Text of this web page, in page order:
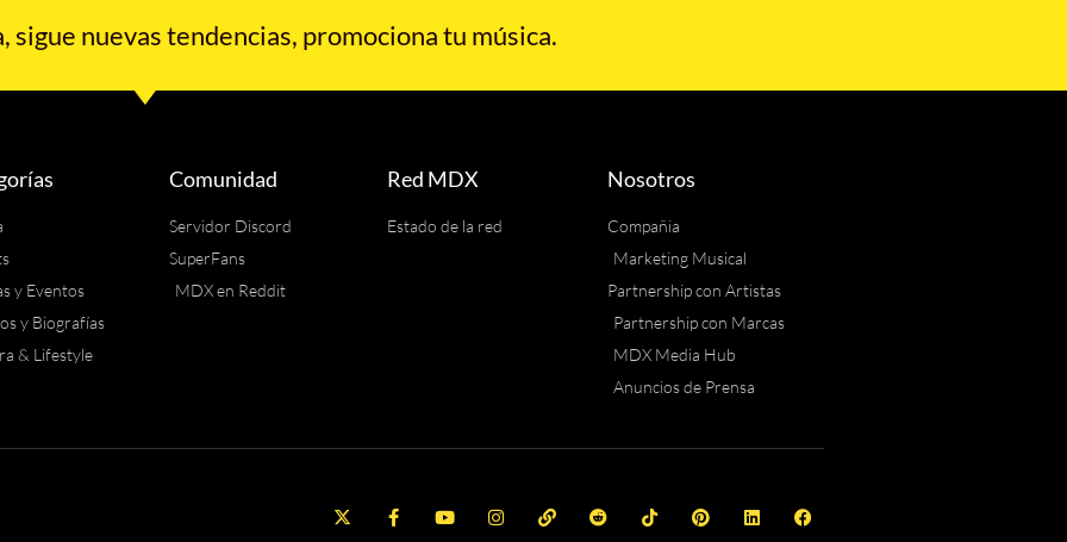
sigue nuevas tendencias, promociona tu música.
y Eventos
y Biografías
& Lifestyle
Comunidad
Servidor Discord
SuperFans
MDX en Reddit
Red MDX
Estado de la red
Nosotros
Compañia
Marketing Musical
Partnership con Artistas
Partnership con Marcas
MDX Media Hub
Anuncios de Prensa